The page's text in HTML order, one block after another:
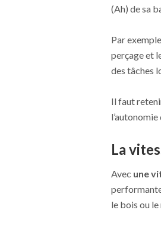
(Ah) de sa
Par
perçage et
des tâches
Il faut
l’autonomie
La
Avec une
le bois ou